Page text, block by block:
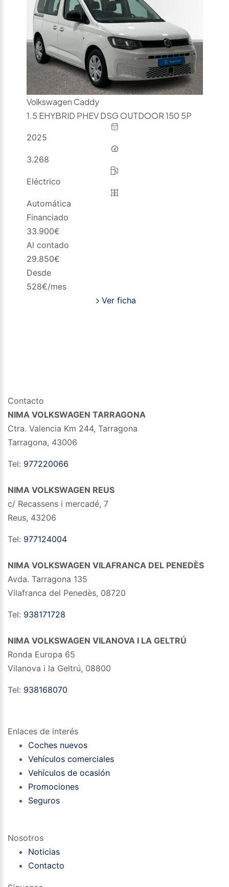
Volkswagen Caddy
1.5 EHYBRID PHEV DSG OUTDOOR 150 5P
2025
3.268
Eléctrico
Automática
Financiado
33.900€
Al contado
29.850€
Desde
528€/mes
Ver ficha
Contacto
NIMA VOLKSWAGEN TARRAGONA
Ctra. Valencia Km 244, Tarragona
Tarragona, 43006
Tel: 977220066
NIMA VOLKSWAGEN REUS
c/ Recassens i mercadé, 7
Reus, 43206
Tel: 977124004
NIMA VOLKSWAGEN VILAFRANCA DEL PENEDÈS
Avda. Tarragona 135
Vilafranca del Penedès, 08720
Tel: 938171728
NIMA VOLKSWAGEN VILANOVA I LA GELTRÚ
Ronda Europa 65
Vilanova i la Geltrú, 08800
Tel: 938168070
Enlaces de interés
Coches nuevos
Vehículos comerciales
Vehículos de ocasión
Promociones
Seguros
Nosotros
Noticias
Contacto